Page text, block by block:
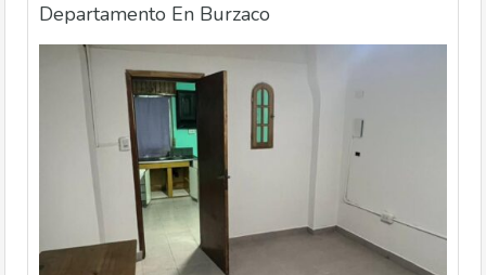
Departamento En Burzaco